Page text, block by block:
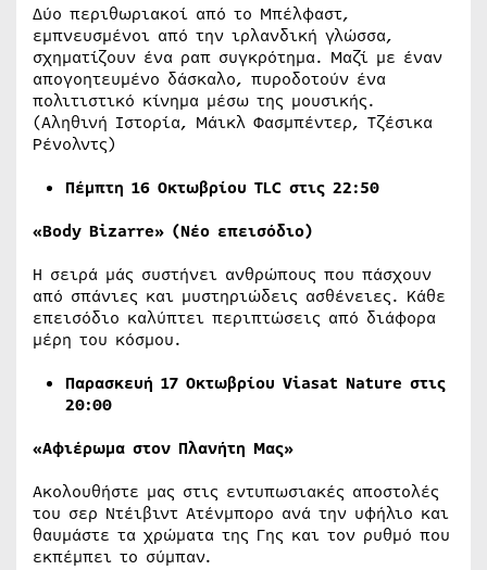
Δύο περιθωριακοί από το Μπέλφαστ,
εμπνευσμένοι από την ιρλανδική γλώσσα,
σχηματίζουν ένα ραπ συγκρότημα. Μαζί με έναν
απογοητευμένο δάσκαλο, πυροδοτούν ένα
πολιτιστικό κίνημα μέσω της μουσικής.
(Αληθινή Ιστορία, Μάικλ Φασμπέντερ, Τζέσικα
Ρένολντς)
Πέμπτη 16 Οκτωβρίου TLC στις 22:50
«Body Bizarre» (Νέο επεισόδιο)
Η σειρά μάς συστήνει ανθρώπους που πάσχουν
από σπάνιες και μυστηριώδεις ασθένειες. Κάθε
επεισόδιο καλύπτει περιπτώσεις από διάφορα
μέρη του κόσμου.
Παρασκευή 17 Οκτωβρίου Viasat Nature στις
20:00
«Αφιέρωμα στον Πλανήτη Μας»
Ακολουθήστε μας στις εντυπωσιακές αποστολές
του σερ Ντέιβιντ Ατένμπορο ανά την υφήλιο και
θαυμάστε τα χρώματα της Γης και τον ρυθμό που
εκπέμπει το σύμπαν.